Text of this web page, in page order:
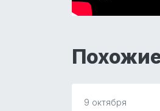
9 октября